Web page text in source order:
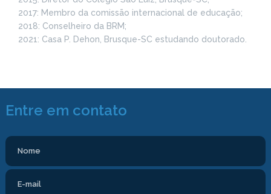
2017: Membro da comissão internacional de educação;
2018: Conselheiro da BRM;
2021: Casa P. Dehon, Brusque-SC estudando doutorado.
Entre em contato